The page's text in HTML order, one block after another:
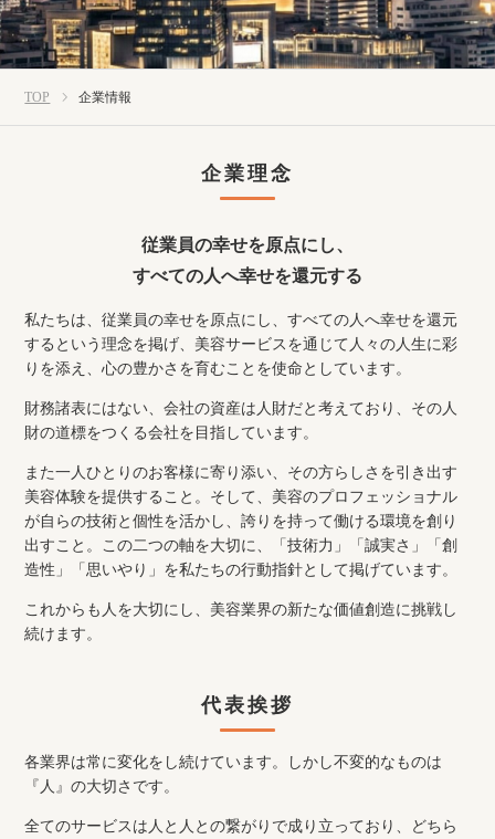
TOP 企業情報
企業理念
従業員の幸せを原点にし、
すべての人へ幸せを還元する
私たちは、従業員の幸せを原点にし、すべての人へ幸せを還元
するという理念を掲げ、美容サービスを通じて人々の人生に彩
りを添え、心の豊かさを育むことを使命としています。
財務諸表にはない、会社の資産は人財だと考えており、その人
財の道標をつくる会社を目指しています。
また一人ひとりのお客様に寄り添い、その方らしさを引き出す
美容体験を提供すること。そして、美容のプロフェッショナル
が自らの技術と個性を活かし、誇りを持って働ける環境を創り
出すこと。この二つの軸を大切に、「技術力」「誠実さ」「創
造性」「思いやり」を私たちの行動指針として掲げています。
これからも人を大切にし、美容業界の新たな価値創造に挑戦し
続けます。
代表挨拶
各業界は常に変化をし続けています。しかし不変的なものは
『人』の大切さです。
全てのサービスは人と人との繋がりで成り立っており、どちら